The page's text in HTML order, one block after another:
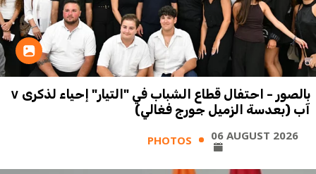
بالصور - احتفال قطاع الشباب في "التيار" إحياء لذكرى ٧
آب (بعدسة الزميل جورج فغالي)
PHOTOS 06 AUGUST 2026